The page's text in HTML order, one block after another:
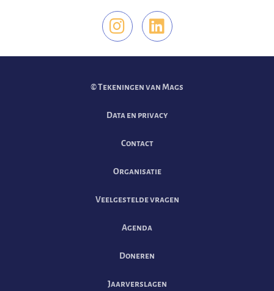
Vind ons op
Vind ons op
© Tekeningen van Mags
Data en privacy
Contact
Organisatie
Veelgestelde vragen
Agenda
Doneren
Jaarverslagen